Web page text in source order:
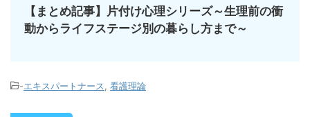
【まとめ記事】片付け心理シリーズ～生理前の衝
動からライフステージ別の暮らし方まで～
-エキスパートナース 看護理論